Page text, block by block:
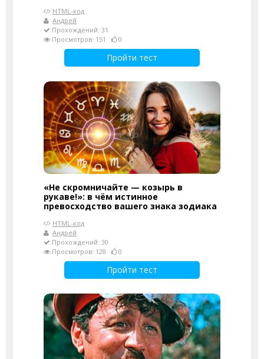
HTML-код
Андрей
Прохождений: 31
Просмотров: 151
0
Пройти тест
«Не скромничайте — козырь в
рукаве!»: в чём истинное
превосходство вашего знака зодиака
HTML-код
Андрей
Прохождений: 30
Просмотров: 128
0
Пройти тест